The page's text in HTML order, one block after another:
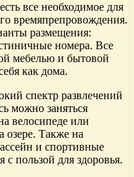
все необходимое для
времяпрепровождения.
размещения:
номера. Все
мебелью и бытовой
как дома.
спектр развлечений
можно заняться
велосипеде или
озере. Также на
и спортивные
пользой для здоровья.